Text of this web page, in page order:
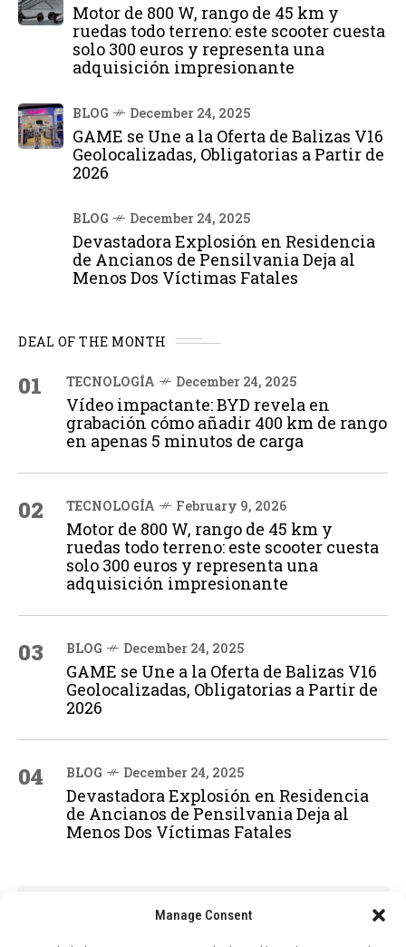
Manage Consent
Motor de 800 W, rango de 45 km y
ruedas todo terreno: este scooter cuesta
solo 300 euros y representa una
adquisición impresionante
BLOG December 24, 2025
GAME se Une a la Oferta de Balizas V16
Geolocalizadas, Obligatorias a Partir de
2026
BLOG December 24, 2025
Devastadora Explosión en Residencia
de Ancianos de Pensilvania Deja al
Menos Dos Víctimas Fatales
DEAL OF THE MONTH
01 TECNOLOGÍA December 24, 2025
Vídeo impactante: BYD revela en
grabación cómo añadir 400 km de rango
en apenas 5 minutos de carga
02 TECNOLOGÍA February 9, 2026
Motor de 800 W, rango de 45 km y
ruedas todo terreno: este scooter cuesta
solo 300 euros y representa una
adquisición impresionante
03 BLOG December 24, 2025
GAME se Une a la Oferta de Balizas V16
Geolocalizadas, Obligatorias a Partir de
2026
04 BLOG December 24, 2025
Devastadora Explosión en Residencia
de Ancianos de Pensilvania Deja al
Menos Dos Víctimas Fatales